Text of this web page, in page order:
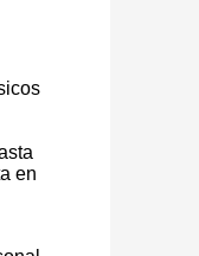
en